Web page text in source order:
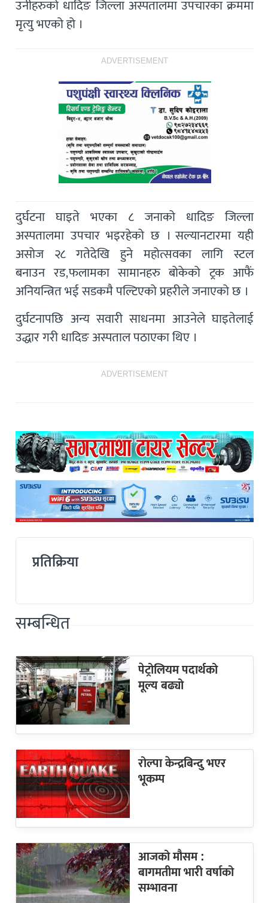
उनीहरुको धादिङ जिल्ला अस्पतालमा उपचारका क्रममा
मृत्यु भएको हो ।
ADVERTISEMENT
दुर्घटना घाइते भएका ८ जनाको धादिङ जिल्ला
अस्पतालमा उपचार भइरहेको छ । सल्यानटारमा यही
असोज २८ गतेदेखि हुने महोत्सवका लागि स्टल
बनाउन रड,फलामका सामानहरु बोकेको ट्रक आफैं
अनियन्त्रित भई सडकमै पल्टिएको प्रहरीले जनाएको छ ।
दुर्घटनापछि अन्य सवारी साधनमा आउनेले घाइतेलाई
उद्धार गरी धादिङ अस्पताल पठाएका थिए ।
ADVERTISEMENT
प्रतिक्रिया
सम्बन्धित
पेट्रोलियम पदार्थको
मूल्य बढ्यो
रोल्पा केन्द्रबिन्दु भएर
भूकम्प
आजको मौसम :
बागमतीमा भारी वर्षाको
सम्भावना